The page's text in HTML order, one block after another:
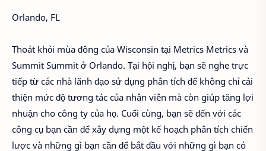
Orlando, FL
Thoát khỏi mùa đông của Wisconsin tại Metrics Metrics và
Summit Summit ở Orlando. Tại hội nghị, bạn sẽ nghe trực
tiếp từ các nhà lãnh đạo sử dụng phân tích để không chỉ cải
thiện mức độ tương tác của nhân viên mà còn giúp tăng lợi
nhuận cho công ty của họ. Cuối cùng, bạn sẽ đến với các
công cụ bạn cần để xây dựng một kế hoạch phân tích chiến
lược và những gì bạn cần để bắt đầu với những gì bạn có